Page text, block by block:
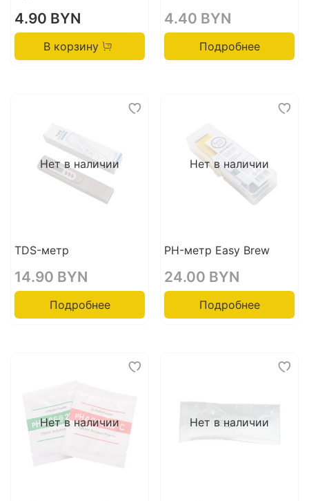
4.90 BYN
В корзину
4.40 BYN
Подробнее
Нет в наличии
TDS-метр
14.90 BYN
Подробнее
Нет в наличии
PH-метр Easy Brew
24.00 BYN
Подробнее
Нет в наличии Нет в наличии